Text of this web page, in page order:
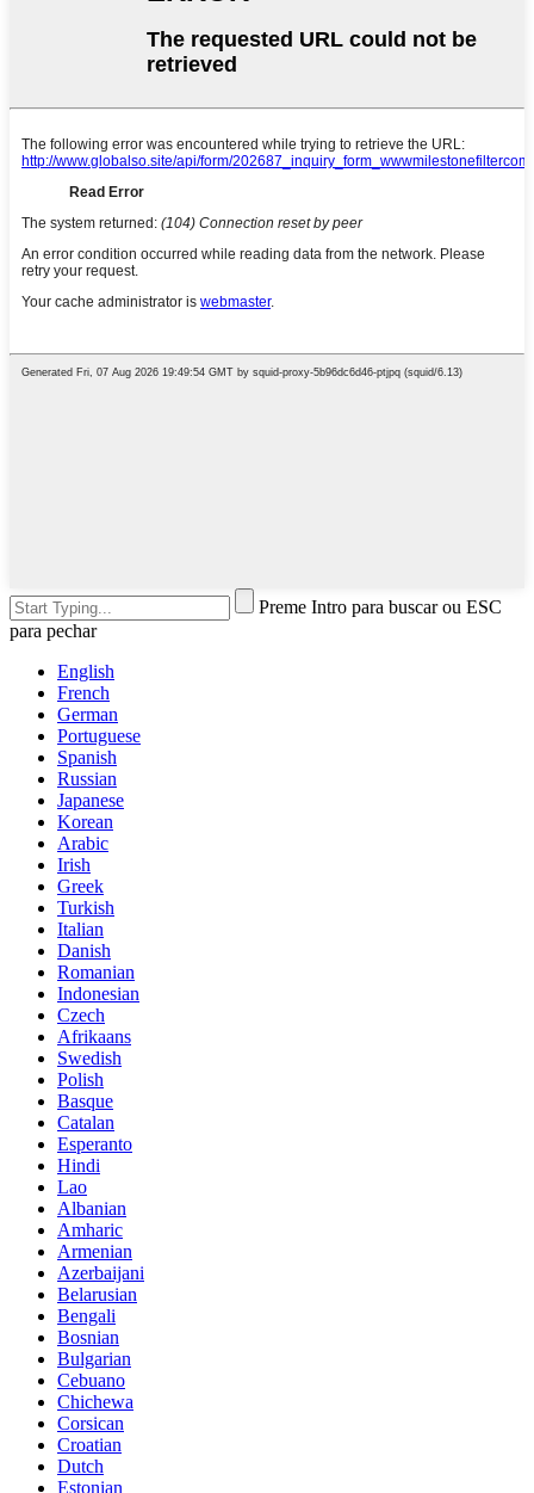
Preme Intro para buscar ou ESC
para pechar
English
French
German
Portuguese
Spanish
Russian
Japanese
Korean
Arabic
Irish
Greek
Turkish
Italian
Danish
Romanian
Indonesian
Czech
Afrikaans
Swedish
Polish
Basque
Catalan
Esperanto
Hindi
Lao
Albanian
Amharic
Armenian
Azerbaijani
Belarusian
Bengali
Bosnian
Bulgarian
Cebuano
Chichewa
Corsican
Croatian
Dutch
Estonian